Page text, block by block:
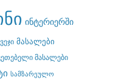
ინტერიერში
მასალები
მასალები
სამზარეულო